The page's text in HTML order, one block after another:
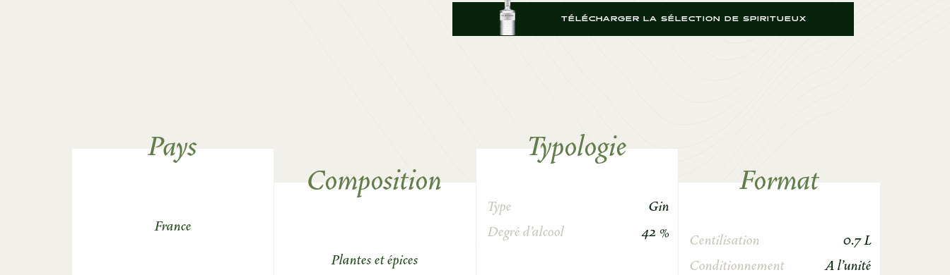
TÉLÉCHARGER LA SÉLECTION DE SPIRITUEUX
Pays
France
Composition
Plantes et épices
Typologie
Type
Gin
Degré d’alcool
42 %
Format
Centilisation
0.7 L
Conditionnement
A l'unité